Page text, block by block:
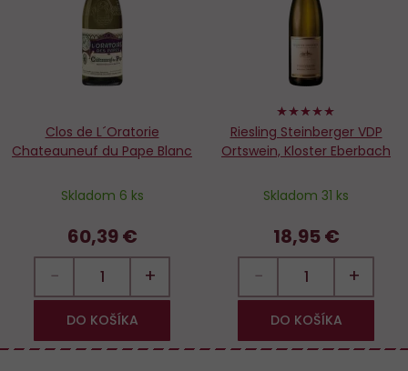
Clos de L´Oratorie
Chateauneuf du Pape Blanc
Skladom 6 ks
60,39 €
− +
DO KOŠÍKA
100%
Riesling Steinberger VDP
Ortswein, Kloster Eberbach
Skladom 31 ks
18,95 €
− +
DO KOŠÍKA